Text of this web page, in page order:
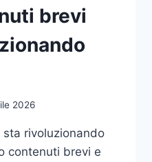
brevi
2026
rivoluzionando
contenuti brevi e